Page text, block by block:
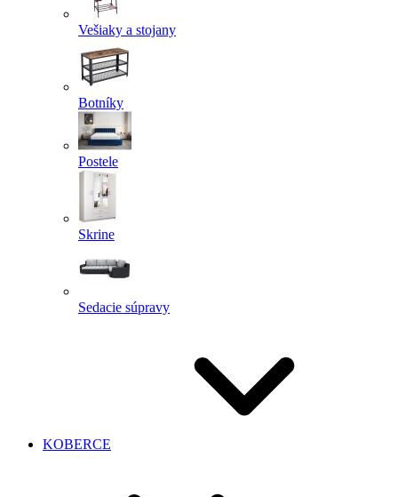
Vešiaky a stojany
Botníky
Postele
Skrine
Sedacie súpravy
KOBERCE